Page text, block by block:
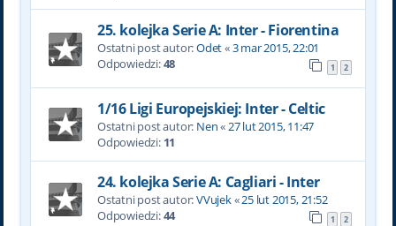
25. kolejka Serie A: Inter - Fiorentina
Ostatni post autor:Odet«3 mar 2015, 22:01
Odpowiedzi:48 1 2
1/16 Ligi Europejskiej: Inter - Celtic
Ostatni post autor: Nen«27 lut 2015, 11:47
Odpowiedzi: 11
24. kolejka Serie A: Cagliari - Inter
Ostatni post autor:VVujek«25 lut 2015, 21:52
Odpowiedzi:44 1 2